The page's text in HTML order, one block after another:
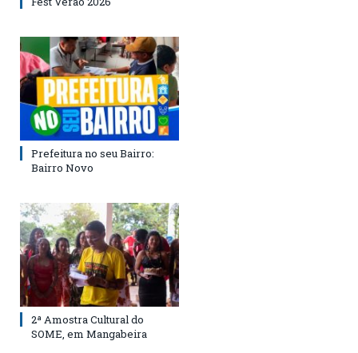
Prefeitura no seu Bairro:
Bairro Novo
2ª Amostra Cultural do
SOME, em Mangabeira